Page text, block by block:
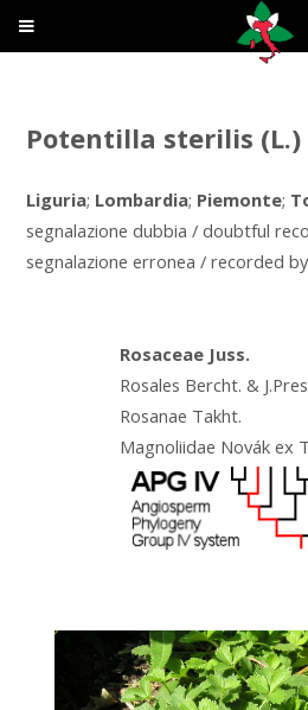
Potentilla sterilis (L.)
Liguria; Lombardia; Piemonte;
segnalazione dubbia / doubtful
segnalazione erronea / recorded
Rosaceae Juss.
Rosales Bercht. &
Rosanae Takht.
Magnoliidae Novák ex